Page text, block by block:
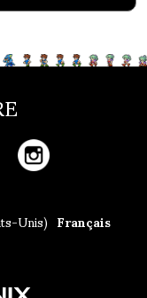
Unis) Français